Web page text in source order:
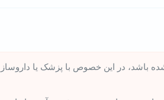
باشد، در این خصوص با پزشک یا داروساز